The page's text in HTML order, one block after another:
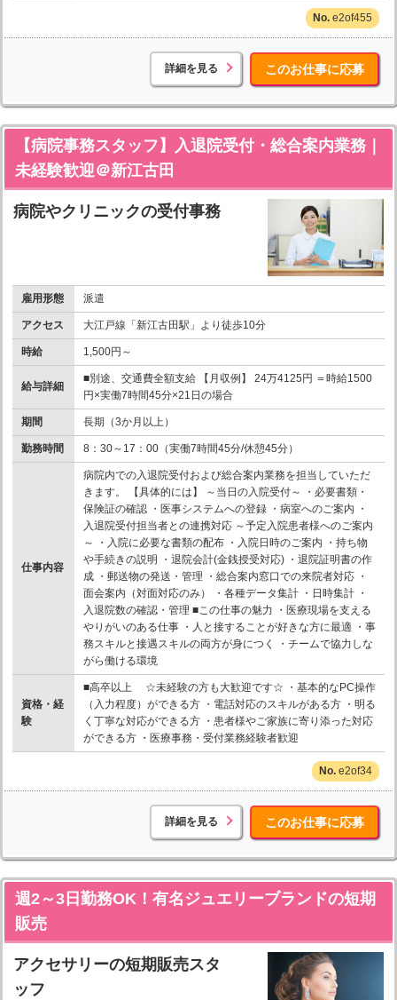
e2of455
詳細を見る このお仕事に応募
【病院事務スタッフ】入退院受付・総合案内業務｜
未経験歓迎＠新江古田
病院やクリニックの受付事務
雇用形態 派遣
アクセス 大江戸線「新江古田駅」より徒歩10分
時給 1,500円～
給与詳細
■別途、交通費全額支給 【月収例】 24万4125円 ＝時給1500
円×実働7時間45分×21日の場合
期間 長期（3か月以上）
勤務時間 8：30～17：00（実働7時間45分/休憩45分）
仕事内容
病院内での入退院受付および総合案内業務を担当していただ
きます。 【具体的には】 ～当日の入院受付～ ・必要書類・
保険証の確認 ・医事システムへの登録 ・病室へのご案内 ・
入退院受付担当者との連携対応 ～予定入院患者様へのご案内
～ ・入院に必要な書類の配布 ・入院日時のご案内 ・持ち物
や手続きの説明 ・退院会計(金銭授受対応) ・退院証明書の作
成 ・郵送物の発送・管理 ・総合案内窓口での来院者対応 ・
面会案内（対面対応のみ） ・各種データ集計 ・日時集計 ・
入退院数の確認・管理 ■この仕事の魅力 ・医療現場を支える
やりがいのある仕事 ・人と接することが好きな方に最適 ・事
務スキルと接遇スキルの両方が身につく ・チームで協力しな
がら働ける環境
資格・経
験
■高卒以上 ☆未経験の方も大歓迎です☆ ・基本的なPC操作
（入力程度）ができる方 ・電話対応のスキルがある方 ・明る
く丁寧な対応ができる方 ・患者様やご家族に寄り添った対応
ができる方 ・医療事務・受付業務経験者歓迎
e2of34
詳細を見る このお仕事に応募
週2～3日勤務OK！有名ジュエリーブランドの短期
販売
アクセサリーの短期販売スタ
ッフ